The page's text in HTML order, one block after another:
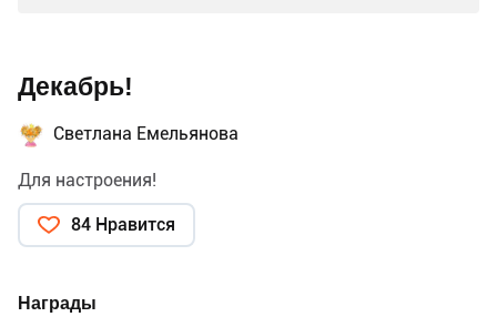
Декабрь!
Светлана Емельянова
Для настроения!
84 Нравится
Награды